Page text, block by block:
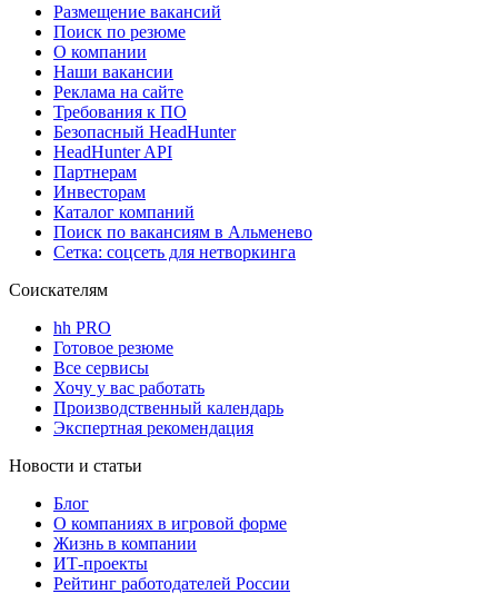
Размещение вакансий
Поиск по резюме
О компании
Наши вакансии
Реклама на сайте
Требования к ПО
Безопасный HeadHunter
HeadHunter API
Партнерам
Инвесторам
Каталог компаний
Поиск по вакансиям в Альменево
Сетка: соцсеть для нетворкинга
Соискателям
hh PRO
Готовое резюме
Все сервисы
Хочу у вас работать
Производственный календарь
Экспертная рекомендация
Новости и статьи
Блог
О компаниях в игровой форме
Жизнь в компании
ИТ-проекты
Рейтинг работодателей России